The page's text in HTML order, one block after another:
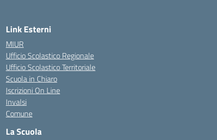
Link Esterni
MIUR
Ufficio Scolastico Regionale
Ufficio Scolastico Territoriale
Scuola in Chiaro
Iscrizioni On Line
Invalsi
Comune
La Scuola